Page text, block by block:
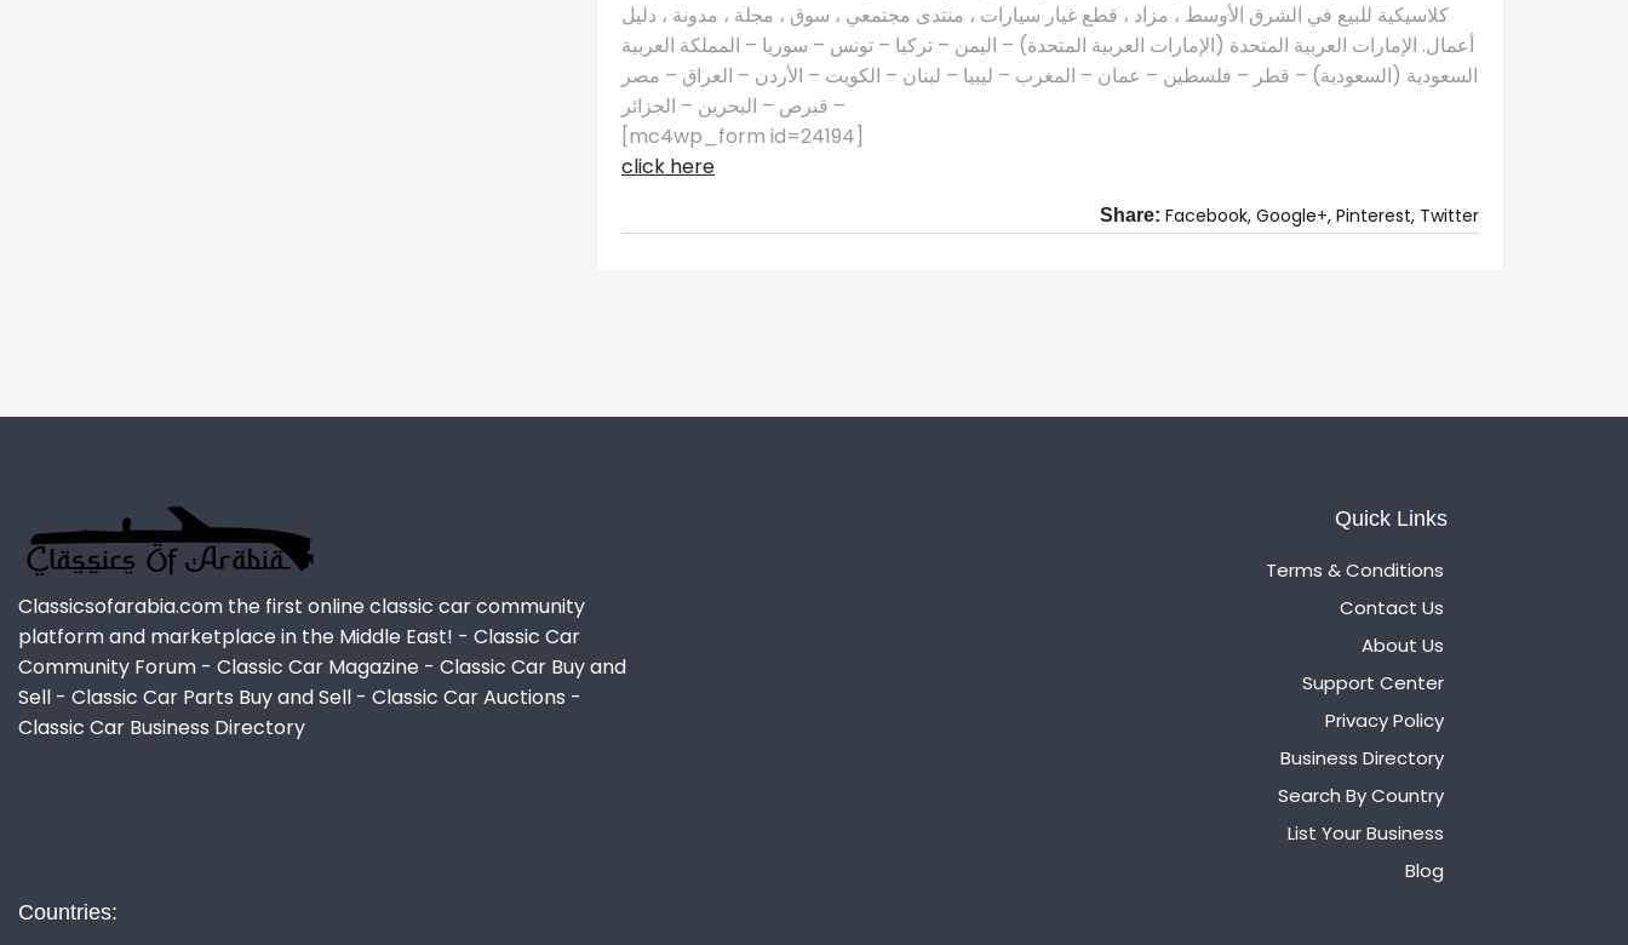
كلاسيكية للبيع في الشرق الأوسط ، مزاد ، قطع غيار سيارات ، منتدى مجتمعي ، سوق ، مجلة ، مدونة ، دليل
أعمال. الإمارات العربية المتحدة (الإمارات العربية المتحدة) – اليمن – تركيا – تونس – سوريا – المملكة العربية
السعودية (السعودية) – قطر – فلسطين – عمان – المغرب – ليبيا – لبنان – الكويت – الأردن – العراق – مصر
– قبرص – البحرين – الجزائر
[mc4wp_form id=24194]
click here
Share: Facebook, Google+, Pinterest, Twitter
Classicsofarabia.com the first online classic car community
platform and marketplace in the Middle East! - Classic Car
Community Forum - Classic Car Magazine - Classic Car Buy and
Sell - Classic Car Parts Buy and Sell - Classic Car Auctions -
Classic Car Business Directory
Quick Links
Terms & Conditions
Contact Us
About Us
Support Center
Privacy Policy
Business Directory
Search By Country
List Your Business
Blog
Countries: